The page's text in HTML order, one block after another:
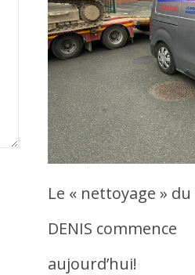
Le « nettoyage »
DENIS commence
aujourd’hui!